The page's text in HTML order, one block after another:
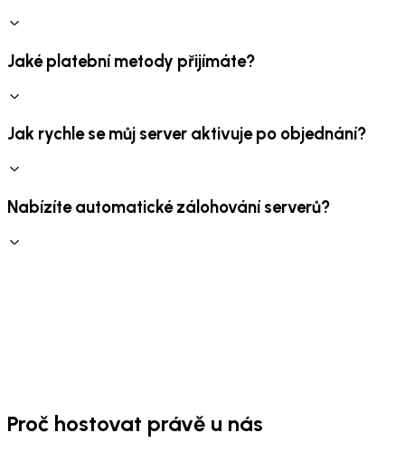
Jaké platební metody přijímáte?
Jak rychle se můj server aktivuje po objednání?
Nabízíte automatické zálohování serverů?
Proč hostovat právě u nás